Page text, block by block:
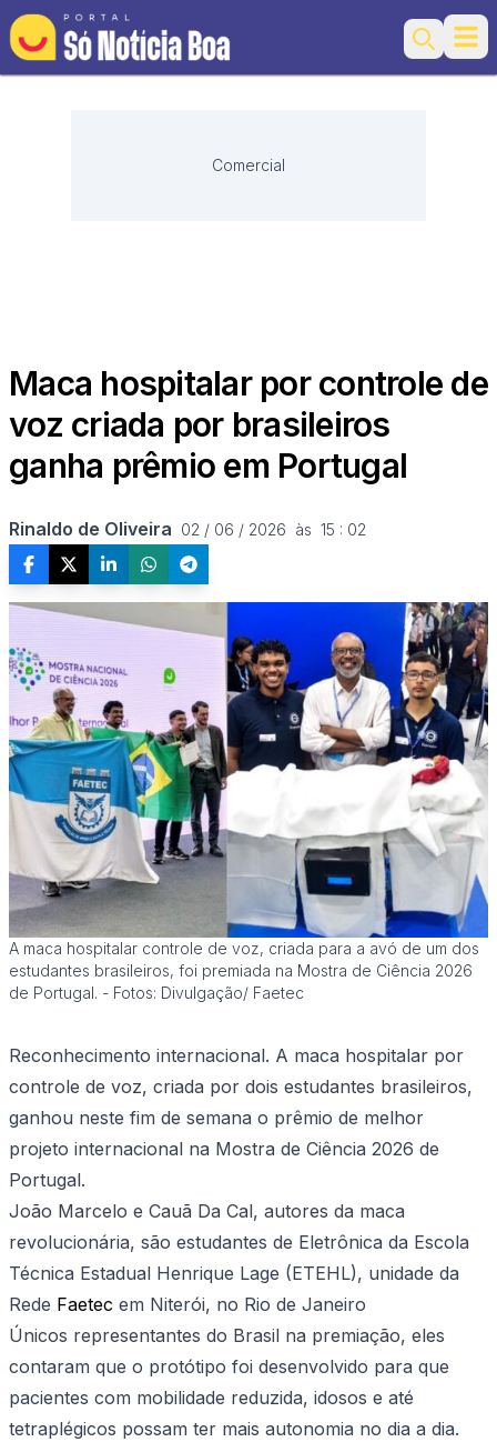
Search
Comercial
Maca hospitalar por controle de
voz criada por brasileiros
ganha prêmio em Portugal
Rinaldo de Oliveira 02 / 06 / 2026  às  15 : 02
A maca hospitalar controle de voz, criada para a avó de um dos
estudantes brasileiros, foi premiada na Mostra de Ciência 2026
de Portugal. - Fotos: Divulgação/ Faetec
Reconhecimento internacional. A maca hospitalar por
controle de voz, criada por dois estudantes brasileiros,
ganhou neste fim de semana o prêmio de melhor
projeto internacional na Mostra de Ciência 2026 de
Portugal.
João Marcelo e Cauã Da Cal, autores da maca
revolucionária, são estudantes de Eletrônica da Escola
Técnica Estadual Henrique Lage (ETEHL), unidade da
Rede Faetec em Niterói, no Rio de Janeiro
Únicos representantes do Brasil na premiação, eles
contaram que o protótipo foi desenvolvido para que
pacientes com mobilidade reduzida, idosos e até
tetraplégicos possam ter mais autonomia no dia a dia.